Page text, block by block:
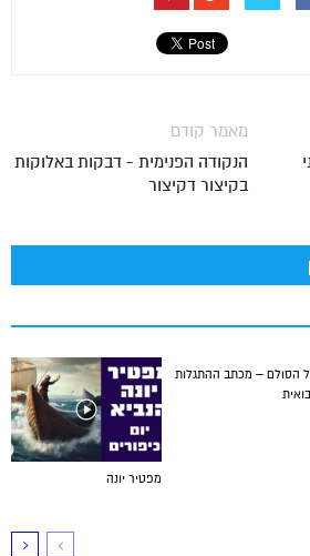
מאמר קודם
הנקודה הפנימית - דבקות באלוקות
בקיצור דקיצור
מפטיר יונה
הסולם – מכתב ההתגלות